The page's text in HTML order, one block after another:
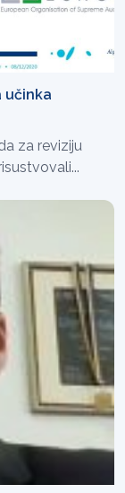
učinka
za reviziju